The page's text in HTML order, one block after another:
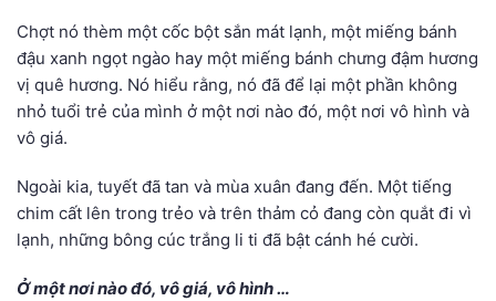
Chợt nó thèm một cốc bột sắn mát lạnh, một miếng bánh
đậu xanh ngọt ngào hay một miếng bánh chưng đậm hương
vị quê hương. Nó hiểu rằng, nó đã để lại một phần không
nhỏ tuổi trẻ của mình ở một nơi nào đó, một nơi vô hình và
vô giá.
Ngoài kia, tuyết đã tan và mùa xuân đang đến. Một tiếng
chim cất lên trong trẻo và trên thảm cỏ đang còn quắt đi vì
lạnh, những bông cúc trắng li ti đã bật cánh hé cười.
Ở một nơi nào đó, vô giá, vô hình …